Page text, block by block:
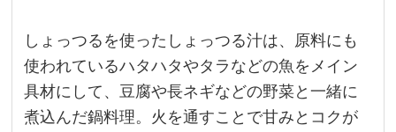
しょっつるを使ったしょっつる汁は、原料にも
使われているハタハタやタラなどの魚をメイン
具材にして、豆腐や長ネギなどの野菜と一緒に
煮込んだ鍋料理。火を通すことで甘みとコクが